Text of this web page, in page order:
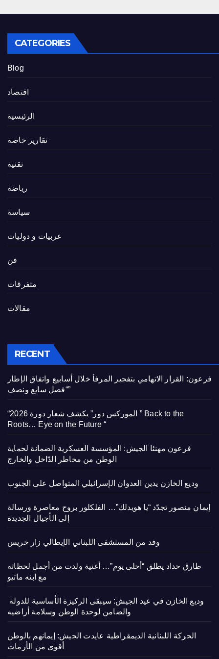
CATEGORIES
Blog
اقتصاد
الرئيسية
تقارير خاصة
تقنية
رياضة
سياسة
عربيات و دوليات
فن
متفرقات
مقالات
RECENT
فرعون: القرار الاتهامي بتفجير المرفأ خلال أسابيع واتفاق الإطار
“فصل سابع ونصف”
“الموركس دور” يكشف شعار دورة 2026 ” Back to the
Roots… Eye on the Future “
فرعون مهنئا الجيش: المؤسسة العسكرية الضمانة لحماية
الوطن من مخاطر الدّاخل والخارج
وديع الخازن يدين العدوان الإسرائيلي المتواصل على الجنوب
إيمان منصور تجدّد “يا هويدلك”… الفلكلور بروح معاصرة ورسالة
إلى الأجيال الجديدة
وفد من المستشفى اللبناني الإيطالي زار خريس
طارق حداد يطلق “أحلى يوم”… أغنية ولدت من أجمل لحظاته
مع ابنه ماثيو
والضامن لوحدة الوطن وسلامة أراضيه
الحركة اللبنانية الديمقراطية عايدت الجيش: إيمانهم بالوطن
أقوى من الأزمات